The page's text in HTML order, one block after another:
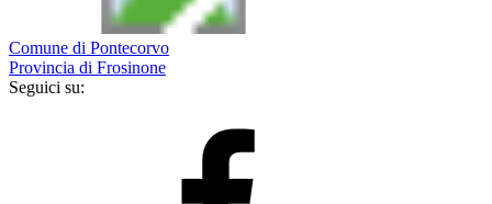
Comune di Pontecorvo
Provincia di Frosinone
Seguici su: